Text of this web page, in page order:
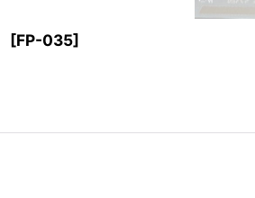
[FP-035]